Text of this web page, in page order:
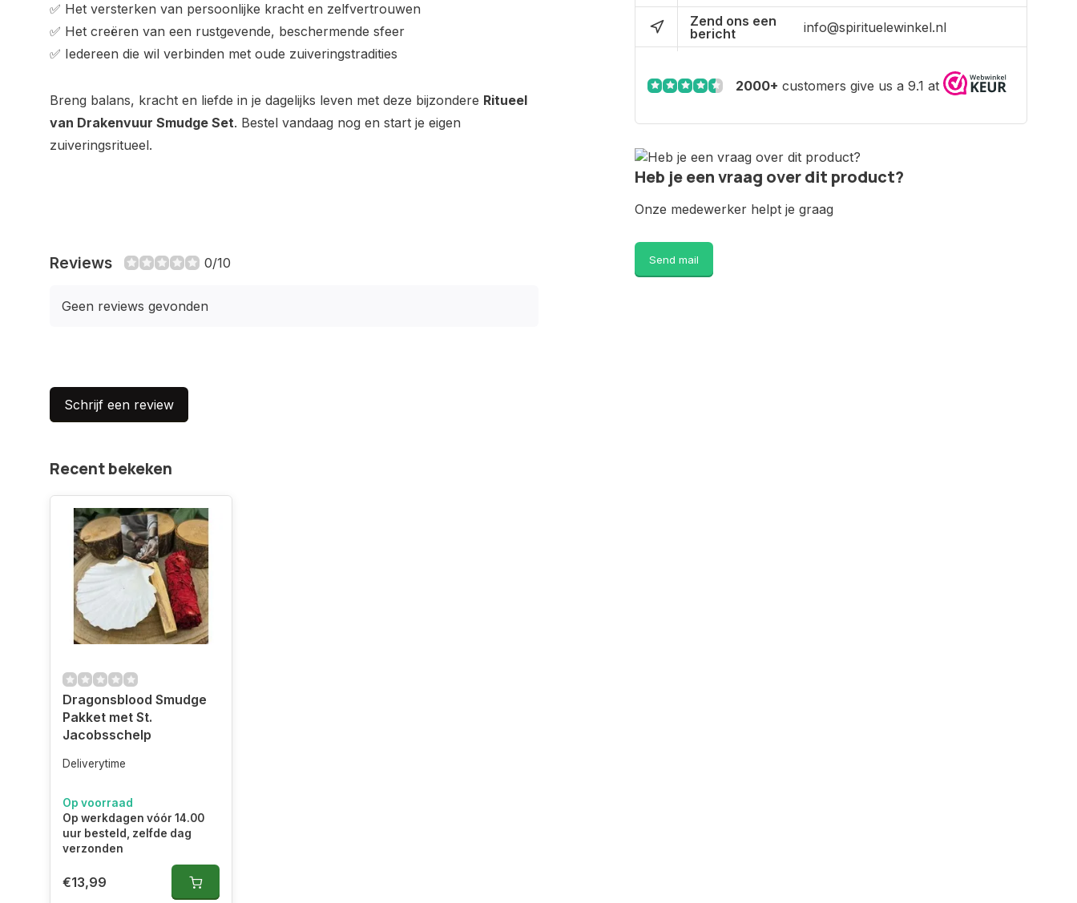
✅ Het versterken van persoonlijke kracht en zelfvertrouwen
✅ Het creëren van een rustgevende, beschermende sfeer
✅ Iedereen die wil verbinden met oude zuiveringstradities
Breng balans, kracht en liefde in je dagelijks leven met deze bijzondere Ritueel
van Drakenvuur Smudge Set. Bestel vandaag nog en start je eigen
zuiveringsritueel.
Reviews 0/10
Geen reviews gevonden
Schrijf een review
Zend ons een
bericht
info@spirituelewinkel.nl
2000+ customers give us a 9.1 at
Heb je een vraag over dit product?
Onze medewerker helpt je graag
Send mail
Recent bekeken
Dragonsblood Smudge
Pakket met St.
Jacobsschelp
Deliverytime
Op voorraad
Op werkdagen vóór 14.00
uur besteld, zelfde dag
verzonden
€13,99